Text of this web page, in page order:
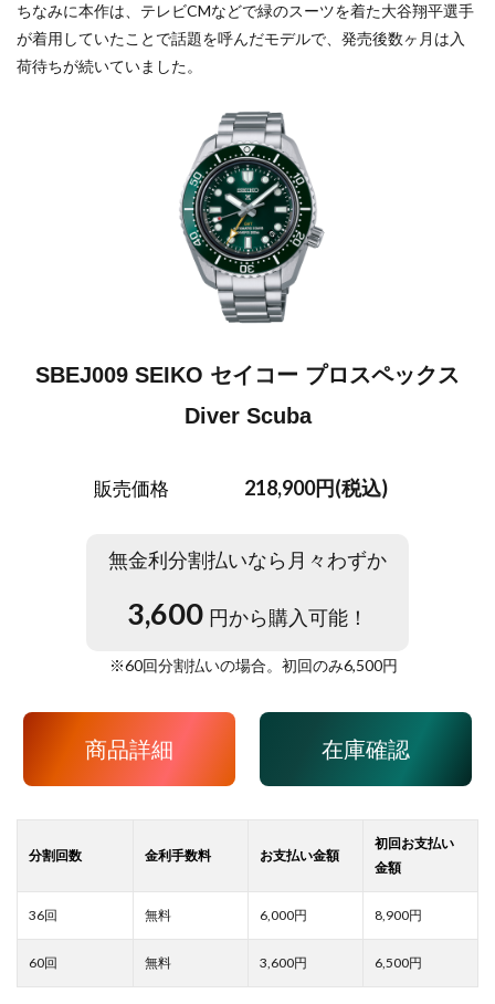
ちなみに本作は、テレビCMなどで緑のスーツを着た大谷翔平選手
が着用していたことで話題を呼んだモデルで、発売後数ヶ月は入
荷待ちが続いていました。
SBEJ009 SEIKO セイコー プロスペックス
Diver Scuba
販売価格 218,900円(税込)
無金利分割払いなら月々わずか
3,600 円から購入可能！
※60回分割払いの場合。初回のみ6,500円
商品詳細 在庫確認
6,000 8,900
3,600 6,500